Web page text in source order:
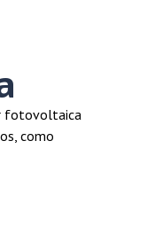
fotovoltaica
como